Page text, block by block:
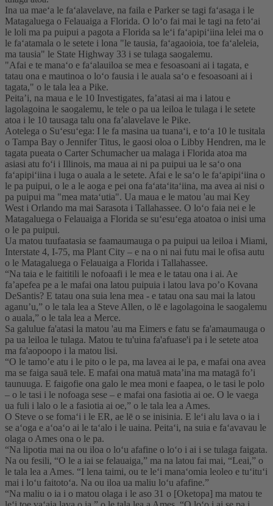
Ina ua maeʻa le faʻalavelave, na faila e Parker se tagi faʻasaga i le
Matagaluega o Felauaiga a Florida. O loʻo fai mai le tagi na fetoʻai
le loli ma pa puipui a pagota a Florida sa leʻi faʻapipiʻiina lelei ma o
le faʻatamala o le setete i lona "le tausia, faʻagaoioia, toe faʻaleleia,
ma tausia" le State Highway 33 i se tulaga saogalemu.
"Afai e te manaʻo e faʻalauiloa se mea e fesoasoani ai i tagata, e
tatau ona e mautinoa o loʻo fausia i le auala saʻo e fesoasoani ai i
tagata," o le tala lea a Pike.
Peita’i, na maua e le 10 Investigates, fa’atasi ai ma i latou e
lagolagoina le saogalemu, le tele o pa ua leiloa le tulaga i le setete
atoa i le 10 tausaga talu ona fa’alavelave le Pike.
Aotelega o Suʻesuʻega: I le fa masina ua tuanaʻi, e toʻa 10 le tusitala
o Tampa Bay o Jennifer Titus, le gaosi oloa o Libby Hendren, ma le
tagata pueata o Carter Schumacher ua malaga i Florida atoa ma
asiasi atu foʻi i Illinois, ma maua ai ni pa puipui ua le saʻo ona
faʻapipiʻiina i luga o auala a le setete. Afai e le saʻo le faʻapipiʻiina o
le pa puipui, o le a le aoga e pei ona faʻataʻitaʻiina, ma avea ai nisi o
pa puipui ma "mea mataʻutia". Ua maua e le matou 'au mai Key
West i Orlando ma mai Sarasota i Tallahassee. O loʻo faia nei e le
Matagaluega o Felauaiga a Florida se suʻesuʻega atoatoa o inisi uma
o le pa puipui.
Ua matou tuufaatasia se faamaumauga o pa puipui ua leiloa i Miami,
Interstate 4, I-75, ma Plant City – e na o ni nai futu mai le ofisa autu
o le Matagaluega o Felauaiga a Florida i Tallahassee.
“Na taia e le faititili le nofoaafi i le mea e le tatau ona i ai. Ae
fa’apefea pe a le mafai ona latou puipuia i latou lava po’o Kovana
DeSantis? E tatau ona suia lena mea - e tatau ona sau mai la latou
aganu’u,” o le tala lea a Steve Allen, o lē e lagolagoina le saogalemu
o auala,” o le tala lea a Merce.
Sa galulue fa'atasi la matou 'au ma Eimers e fatu se fa'amaumauga o
pa ua leiloa le tulaga. Matou te tu'uina fa'afuase'i pa i le setete atoa
ma fa'aopoopo i la matou lisi.
“O le tamo’e atu i le pito o le pa, ma lavea ai le pa, e mafai ona avea
ma se faiga sauā tele. E mafai ona matuā mata’ina ma matagā fo’i
taunuuga. E faigofie ona galo le mea moni e faapea, o le tasi le polo
– o le tasi i le nofoaga sese – e mafai ona fasiotia ai oe. O le vaega
ua fuli i lalo o le a fasiotia ai oe,” o le tala lea a Ames.
O Steve o se fomaʻi i le ER, ae lē o se inisinia. E leʻi alu lava o ia i
se aʻoga e aʻoaʻo ai le taʻalo i le uaina. Peitaʻi, na suia e faʻavavau le
olaga o Ames ona o le pa.
“Na lipotia mai na ou iloa o loʻu afafine o loʻo i ai i se tulaga faigata.
Na ou fesili, “O le a iai se felauaiga,” ma na latou fai mai, “Leai,” o
le tala lea a Ames. “I lena taimi, ou te leʻi manaʻomia leoleo e tuʻituʻi
mai i loʻu faitotoʻa. Na ou iloa ua maliu loʻu afafine.”
“Na maliu o ia i o matou olaga i le aso 31 o [Oketopa] ma matou te